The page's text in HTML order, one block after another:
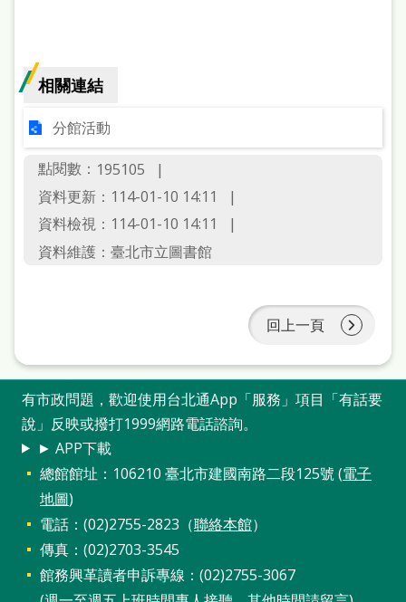
相關連結
分館活動
點閱數： 195105
資料更新：114-01-10 14:11
資料檢視：114-01-10 14:11
資料維護：臺北市立圖書館
回上一頁
有市政問題，歡迎使用台北通App「服務」項目「有話要
說」反映或撥打1999網路電話諮詢。
► APP下載
總館館址：106210 臺北市建國南路二段125號 (電子
地圖)
電話：(02)2755-2823（聯絡本館）
傳真：(02)2703-3545
館務興革讀者申訴專線：(02)2755-3067